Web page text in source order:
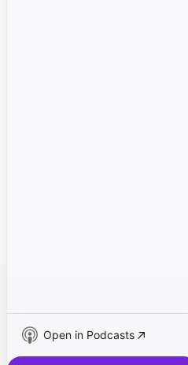
Open in Podcasts